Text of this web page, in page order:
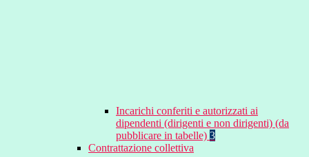
Incarichi conferiti e autorizzati ai
dipendenti (dirigenti e non dirigenti) (da
pubblicare in tabelle) 3
Contrattazione collettiva